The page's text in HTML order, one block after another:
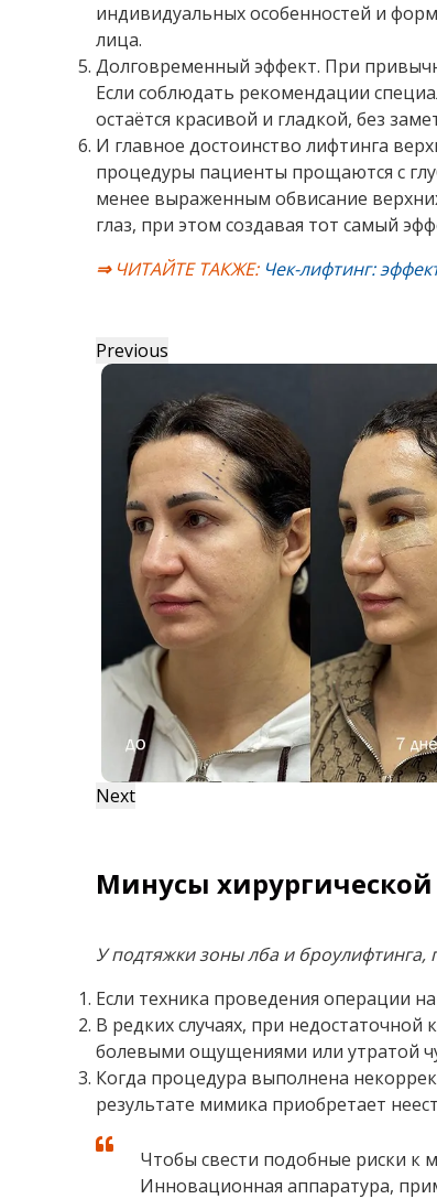
индивидуальных особенностей и
лица.
Долговременный эффект. При
Если соблюдать рекомендации
остаётся красивой и гладкой, без
И главное достоинство лифтинга
процедуры пациенты прощаются с
менее выраженным обвисание
глаз, при этом создавая тот самый
⇒ ЧИТАЙТЕ ТАКЖЕ: Чек-лифтинг:
Previous
Next
Минусы
У подтяжки зоны лба и
Если техника проведения операции
В редких случаях, при
болевыми ощущениями или утратой
Когда процедура выполнена
результате мимика приобретает
Чтобы свести подобные риски к
Инновационная аппаратура,